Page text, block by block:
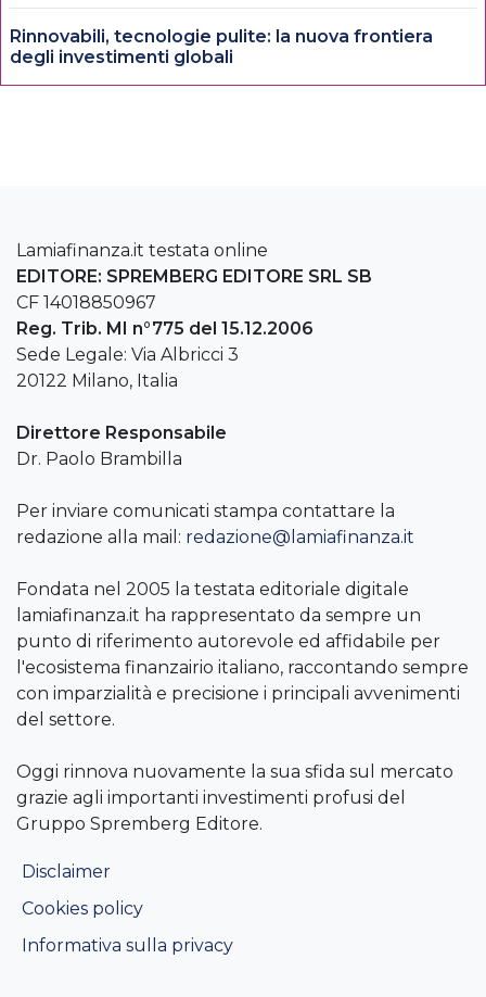
Rinnovabili, tecnologie pulite: la nuova frontiera
degli investimenti globali
Lamiafinanza.it testata online
EDITORE: SPREMBERG EDITORE SRL SB
CF 14018850967
Reg. Trib. MI n°775 del 15.12.2006
Sede Legale: Via Albricci 3
20122 Milano, Italia
Direttore Responsabile
Dr. Paolo Brambilla
Per inviare comunicati stampa contattare la
redazione alla mail: redazione@lamiafinanza.it
Fondata nel 2005 la testata editoriale digitale
lamiafinanza.it ha rappresentato da sempre un
punto di riferimento autorevole ed affidabile per
l'ecosistema finanzairio italiano, raccontando sempre
con imparzialità e precisione i principali avvenimenti
del settore.
Oggi rinnova nuovamente la sua sfida sul mercato
grazie agli importanti investimenti profusi del
Gruppo Spremberg Editore.
Disclaimer
Cookies policy
Informativa sulla privacy